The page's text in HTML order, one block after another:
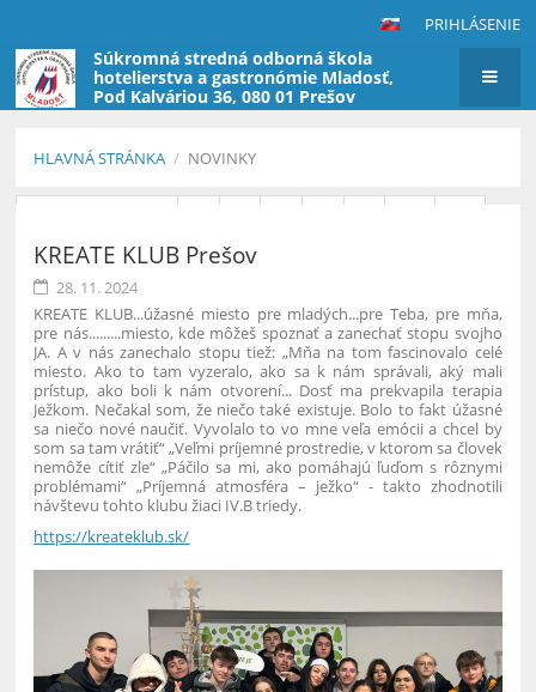
PRIHLÁSENIE
Súkromná stredná odborná škola
hotelierstva a gastronómie Mladosť,
Pod Kalváriou 36, 080 01 Prešov
(škola nevyberá poplatky za štúdium)
HLAVNÁ STRÁNKA / NOVINKY
Novinky
KREATE KLUB Prešov
28. 11. 2024
KREATE KLUB...úžasné miesto pre mladých...pre Teba, pre mňa,
pre nás.........miesto, kde môžeš spoznať a zanechať stopu svojho
JA. A v nás zanechalo stopu tiež: „Mňa na tom fascinovalo celé
miesto. Ako to tam vyzeralo, ako sa k nám správali, aký mali
prístup, ako boli k nám otvorení... Dosť ma prekvapila terapia
Ježkom. Nečakal som, že niečo také existuje. Bolo to fakt úžasné
sa niečo nové naučiť. Vyvolalo to vo mne veľa emócii a chcel by
som sa tam vrátiť“„Veľmi príjemné prostredie, v ktorom sa človek
nemôže cítiť zle“„Páčilo sa mi, ako pomáhajú ľuďom s rôznymi
problémami“„Príjemná atmosféra – ježko“ - takto zhodnotili
návštevu tohto klubu žiaci IV.B triedy.
https://kreateklub.sk/
12
13 14 Ďalší